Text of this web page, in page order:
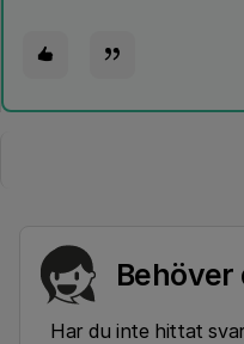
Behöver
Har du inte hittat